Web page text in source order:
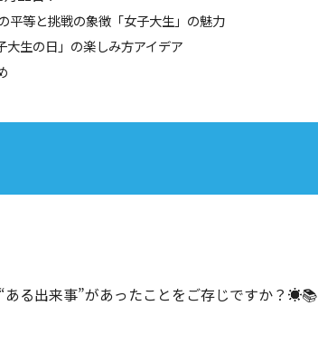
平等と挑戦の象徴「女子大生」の魅力
大生の日」の楽しみ方アイデア
る出来事”があったことをご存じですか？☀️📚